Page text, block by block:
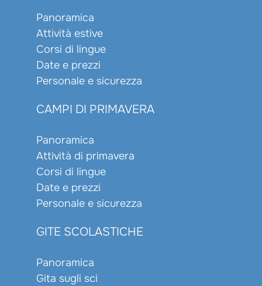
Panoramica
Attività estive
Corsi di lingue
Date e prezzi
Personale e sicurezza
CAMPI DI PRIMAVERA
Panoramica
Attività di primavera
Corsi di lingue
Date e prezzi
Personale e sicurezza
GITE SCOLASTICHE
Panoramica
Gita sugli sci